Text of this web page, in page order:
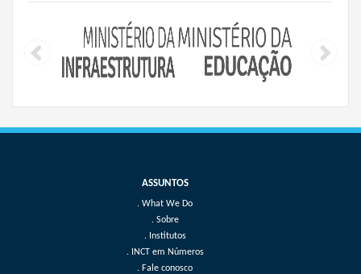
What We Do
Sobre
Institutos
INCT em Números
Fale conosco